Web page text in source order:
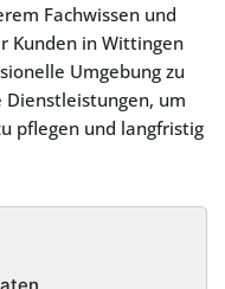
Fachwissen und
Kunden in Wittingen
Umgebung zu
Dienstleistungen, um
pflegen und langfristig